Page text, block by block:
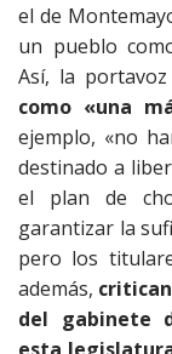
el de
un pueblo
Así, la portavoz
como «una
ejemplo, «no
destinado a
el plan de
garantizar la
pero los
además,
del gabinete